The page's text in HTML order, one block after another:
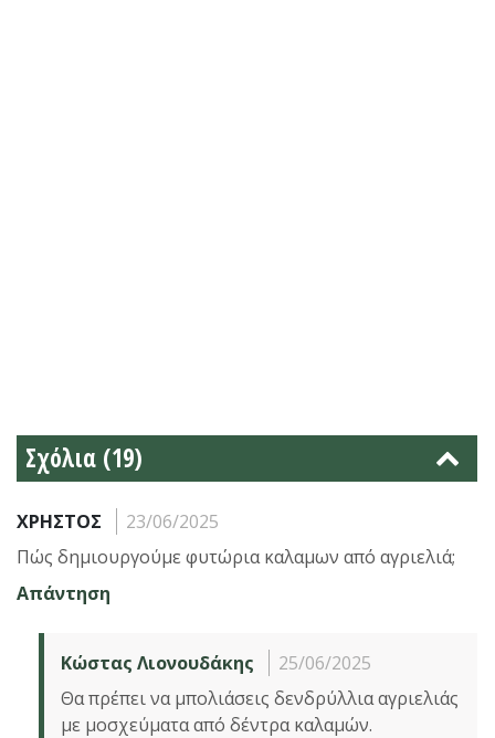
Σχόλια (19)
ΧΡΗΣΤΟΣ
23/06/2025
Πώς δημιουργούμε φυτώρια καλαμων από αγριελιά;
Απάντηση
Κώστας Λιονουδάκης
25/06/2025
Θα πρέπει να μπολιάσεις δενδρύλλια αγριελιάς
με μοσχεύματα από δέντρα καλαμών.